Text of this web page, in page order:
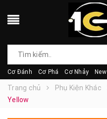
Cơ Đánh Cơ Phá Cơ Nhảy New
Trang chủ Phụ Kiện Khác
Yellow